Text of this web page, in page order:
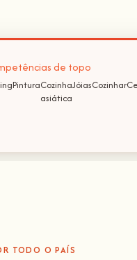
de topo
PinturaCozinha
asiática
JóiasCozinhar
TODO O PAÍS